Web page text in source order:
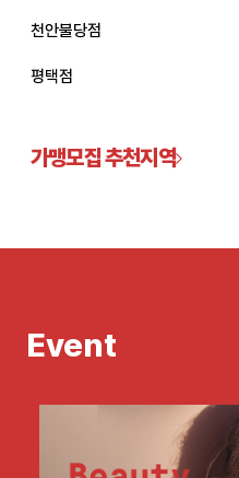
광주첨단점
노원점
천안불당점
평택점
가맹모집 추천지역
Event